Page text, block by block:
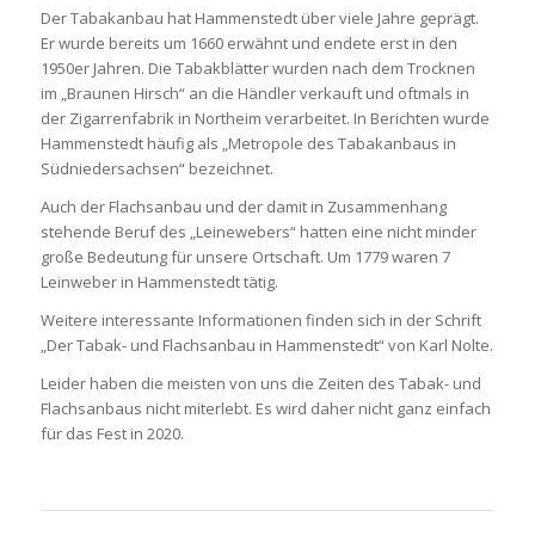
Der Tabakanbau hat Hammenstedt über viele Jahre geprägt.
Er wurde bereits um 1660 erwähnt und endete erst in den
1950er Jahren. Die Tabakblätter wurden nach dem Trocknen
im „Braunen Hirsch“ an die Händler verkauft und oftmals in
der Zigarrenfabrik in Northeim verarbeitet. In Berichten wurde
Hammenstedt häufig als „Metropole des Tabakanbaus in
Südniedersachsen“ bezeichnet.
Auch der Flachsanbau und der damit in Zusammenhang
stehende Beruf des „Leinewebers“ hatten eine nicht minder
große Bedeutung für unsere Ortschaft. Um 1779 waren 7
Leinweber in Hammenstedt tätig.
Weitere interessante Informationen finden sich in der Schrift
„Der Tabak- und Flachsanbau in Hammenstedt“ von Karl Nolte.
Leider haben die meisten von uns die Zeiten des Tabak- und
Flachsanbaus nicht miterlebt. Es wird daher nicht ganz einfach
für das Fest in 2020.